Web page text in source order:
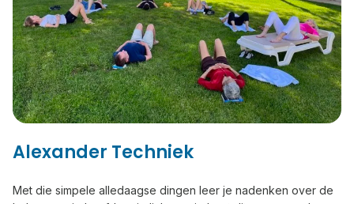
Alexander Techniek
Met die simpele alledaagse dingen leer je nadenken over de